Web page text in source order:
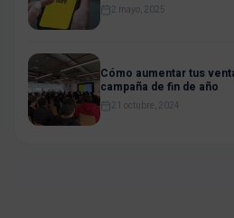
2 mayo, 2025
Cómo aumentar tus
campaña de fin de año
21 octubre, 2024